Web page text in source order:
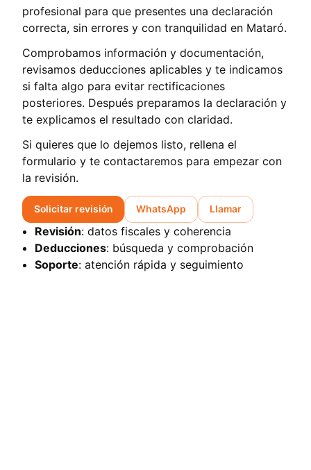
profesional para que presentes una declaración
correcta, sin errores y con tranquilidad en Mataró.
Comprobamos información y documentación,
revisamos deducciones aplicables y te indicamos
si falta algo para evitar rectificaciones
posteriores. Después preparamos la declaración y
te explicamos el resultado con claridad.
Si quieres que lo dejemos listo, rellena el
formulario y te contactaremos para empezar con
la revisión.
Solicitar revisión WhatsApp Llamar
Revisión: datos fiscales y coherencia
Deducciones: búsqueda y comprobación
Soporte: atención rápida y seguimiento